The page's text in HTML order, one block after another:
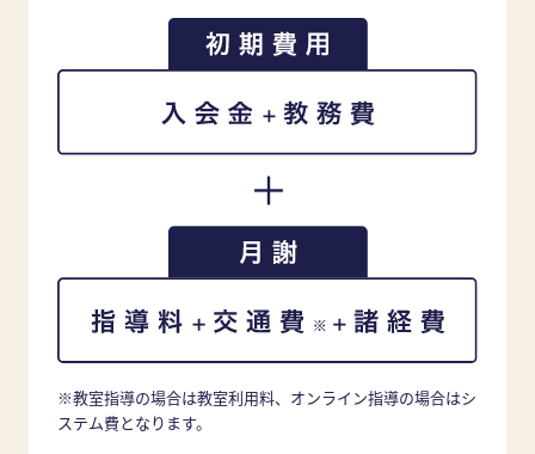
※教室指導の場合は教室利用料、オンライン指導の場合はシ
ステム費となります。